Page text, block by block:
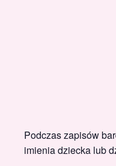
Podczas zapisów
imienia dziecka lub